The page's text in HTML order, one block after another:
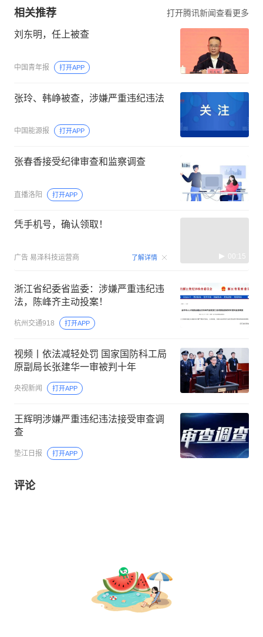
相关推荐 打开腾讯新闻查看更多
刘东明，任上被查
中国青年报 打开APP
张玲、韩峥被查，涉嫌严重违纪违法
中国能源报 打开APP
张春香接受纪律审查和监察调查
直播洛阳 打开APP
凭手机号，确认领取！
广告 易泽科技运营商 了解详情 00:15
浙江省纪委省监委：涉嫌严重违纪违
法，陈峰齐主动投案！
杭州交通918 打开APP
视频丨依法减轻处罚 国家国防科工局
原副局长张建华一审被判十年
央视新闻 打开APP
王辉明涉嫌严重违纪违法接受审查调
查
垫江日报 打开APP
评论